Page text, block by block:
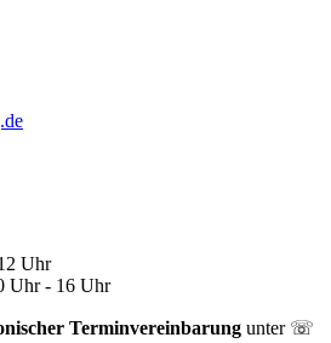
Uhr
Uhr - 16 Uhr
Terminvereinbarung unter ☏